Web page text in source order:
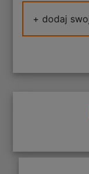
+ dodaj